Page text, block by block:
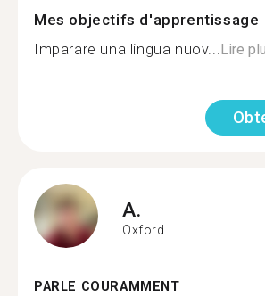
Mes objectifs d'apprentissage
Imparare una lingua nuov...Lire
A.
Oxford
PARLE COURAMMENT